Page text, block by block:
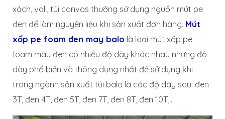
xách, vali, túi canvas thưởng sử dụng nguồn mút pe
đen để làm nguyên liệu khi sản xuất đơn hàng. Mút
xốp pe foam đen may balo là loại mút xốp pe
foam màu đen có nhiều độ dày khác nhau nhưng độ
dày phổ biến và thông dụng nhất để sử dụng khi
trong ngành sản xuất túi balo là các độ dày sau: đen
3T, đen 4T, đen 5T, đen 7T, đen 8T, đen 10T,…